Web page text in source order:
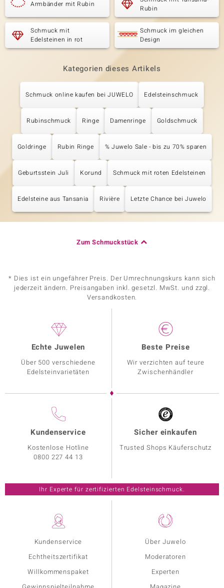
Armbänder mit Rubin
Rubin
Schmuck mit
Edelsteinen in rot
Schmuck im gleichen
Design
Kategorien dieses Artikels
Schmuck online kaufen bei JUWELO Edelsteinschmuck
Rubinschmuck Ringe Damenringe Goldschmuck
Goldringe Rubin Ringe % Juwelo Sale - bis zu 70% sparen
Geburtsstein Juli Korund Schmuck mit roten Edelsteinen
Edelsteine aus Tansania Rivière Letzte Chance bei Juwelo
Zum Schmuckstück
* Dies ist ein ungefährer Preis. Der Umrechnungskurs kann sich
jederzeit ändern. Preisangaben inkl. gesetzl. MwSt. und zzgl.
Versandkosten.
Kundenservice
Echtheitszertifikat
Willkommenspaket
Über Juwelo
Moderatoren
Experten
Echte Juwelen
Über 500 verschiedene
Edelsteinvarietäten
Beste Preise
Wir verzichten auf teure
Zwischenhändler
Kundenservice
Kostenlose Hotline
0800 227 44 13
Sicher einkaufen
Trusted Shops Käuferschutz
Ihr Experte für zertifizierten Edelsteinschmuck.